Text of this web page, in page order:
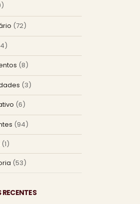
(72)
(8)
(3)
(6)
(94)
(1)
(53)